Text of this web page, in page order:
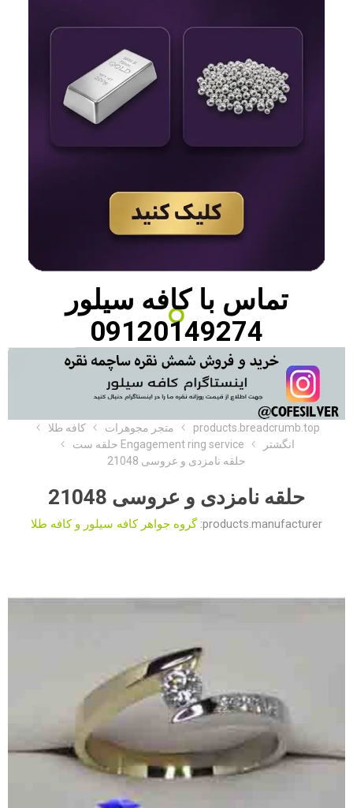
تماس باکافه سیلور
09120149274
products.breadcrumb.top متجر مجوهرات
کافه طلا
انگشتر
Engagement ring service حلقه ست
حلقه نامزدی و عروسی 21048
حلقه نامزدی و عروسی 21048
products.manufacturer: گروه جواهر کافه سیلور و کافه طلا